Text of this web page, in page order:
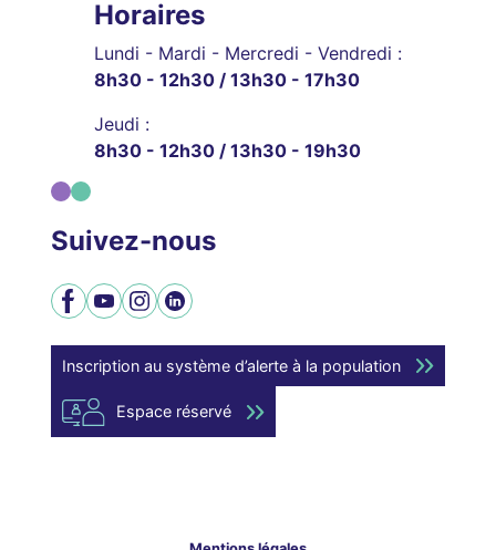
Horaires
Lundi - Mardi - Mercredi - Vendredi :
8h30 - 12h30 / 13h30 - 17h30
Jeudi :
8h30 - 12h30 / 13h30 - 19h30
Suivez-nous
Facebook
YouTubeInstagram
LinkedIn
Inscription au système d’alerte à la population
Espace réservé